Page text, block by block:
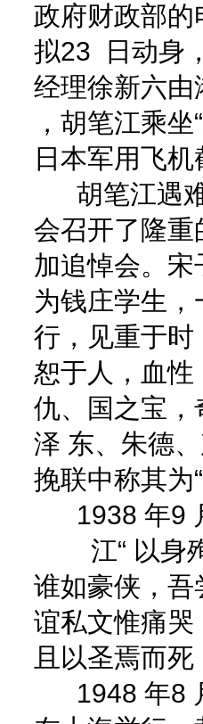
政府财政部
拟23 日动身
经理徐新六
，胡笔江乘
日本军用飞
胡笔江遇难
会召开了隆
加追悼会。宋
为钱庄学生
行，见重于时
恕于人，血
仇、国之宝，
泽 东、朱德
挽联中称其为
1938 年9
江“ 以身
谁如豪侠，
谊私文惟痛
且以圣焉而
1948 年8